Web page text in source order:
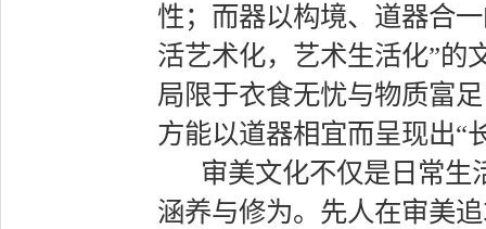
性；而器以构境、道器合
活艺术化，艺术生活化”的
局限于衣食无忧与物质富
方能以道器相宜而呈现出“
审美文化不仅是日常生
涵养与修为。先人在审美